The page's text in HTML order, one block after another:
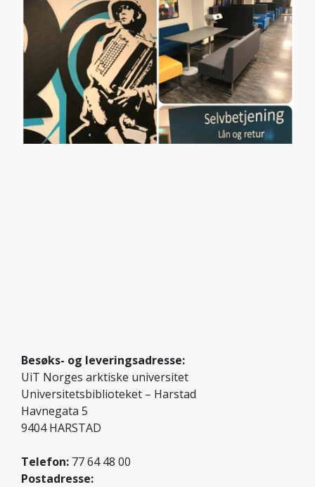
Besøks- og leveringsadresse:
UiT Norges arktiske universitet
Universitetsbiblioteket – Harstad
Havnegata 5
9404 HARSTAD
Telefon: 77 64 48 00
Postadresse: